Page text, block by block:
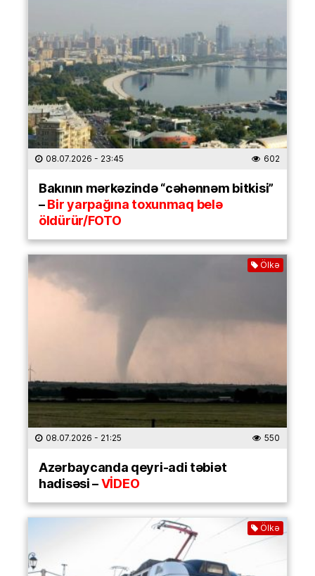
08.07.2026 - 23:45 602
Bakının mərkəzində “cəhənnəm bitkisi”
–Bir yarpağına toxunmaq belə
öldürür/FOTO
Ölkə
08.07.2026 - 21:25 550
Azərbaycanda qeyri-adi təbiət
hadisəsi –VİDEO
Ölkə